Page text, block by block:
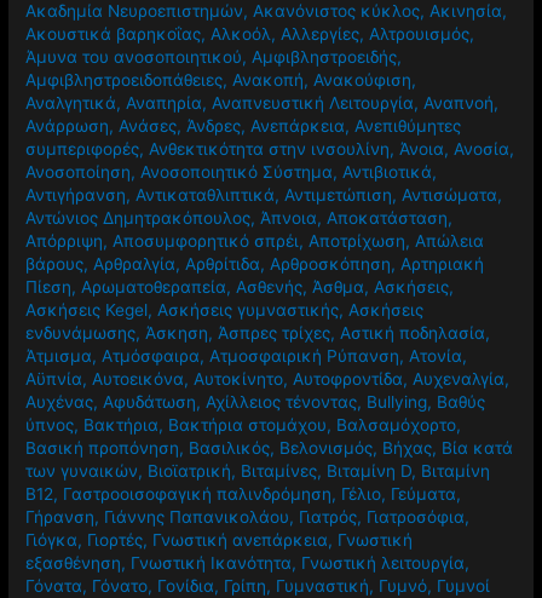
Ακαδημία Νευροεπιστημών,Ακανόνιστος κύκλος,Ακινησία,
Ακουστικά βαρηκοΐας,Αλκοόλ,Αλλεργίες,Αλτρουισμός,
Άμυνα του ανοσοποιητικού,Αμφιβληστροειδής,
Αμφιβληστροειδοπάθειες,Ανακοπή,Ανακούφιση,
Αναλγητικά,Αναπηρία,Αναπνευστική Λειτουργία,Αναπνοή,
Ανάρρωση,Ανάσες,Άνδρες,Ανεπάρκεια,Ανεπιθύμητες
συμπεριφορές,Ανθεκτικότητα στην ινσουλίνη,Άνοια,Ανοσία,
Ανοσοποίηση,Ανοσοποιητικό Σύστημα,Αντιβιοτικά,
Αντιγήρανση,Αντικαταθλιπτικά,Αντιμετώπιση,Αντισώματα,
Αντώνιος Δημητρακόπουλος,Άπνοια,Αποκατάσταση,
Απόρριψη,Αποσυμφορητικό σπρέι,Αποτρίχωση,Απώλεια
βάρους,Αρθραλγία,Αρθρίτιδα,Αρθροσκόπηση,Αρτηριακή
Πίεση,Αρωματοθεραπεία,Ασθενής,Άσθμα,Ασκήσεις,
Ασκήσεις Kegel,Ασκήσεις γυμναστικής,Ασκήσεις
ενδυνάμωσης,Άσκηση,Άσπρες τρίχες,Αστική ποδηλασία,
Άτμισμα,Ατμόσφαιρα,Ατμοσφαιρική Ρύπανση,Ατονία,
Αϋπνία,Αυτοεικόνα,Αυτοκίνητο,Αυτοφροντίδα,Αυχεναλγία,
Αυχένας,Αφυδάτωση,Αχίλλειος τένοντας, Βullying, Βαθύς
ύπνος, Βακτήρια, Βακτήρια στομάχου, Βαλσαμόχορτο,
Βασική προπόνηση, Βασιλικός, Βελονισμός, Βήχας, Βία κατά
των γυναικών, Βιοϊατρική, Βιταμίνες, Βιταμίνη D, Βιταμίνη
Β12, Γαστροοισοφαγική παλινδρόμηση, Γέλιο, Γεύματα,
Γήρανση, Γιάννης Παπανικολάου, Γιατρός, Γιατροσόφια,
Γιόγκα, Γιορτές, Γνωστική ανεπάρκεια, Γνωστική
εξασθένηση, Γνωστική Ικανότητα, Γνωστική λειτουργία,
Γόνατα, Γόνατο, Γονίδια, Γρίπη, Γυμναστική, Γυμνό, Γυμνοί